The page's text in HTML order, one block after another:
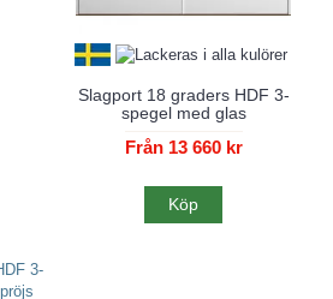
Slagport 18 graders HDF 3-
spegel med glas
Från 13 660 kr
Köp